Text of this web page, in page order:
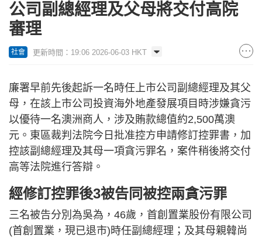
公司副總經理及父母將交付高院
審理
社會 更新時間：19:06 2026-06-03 HKT
廉署早前先後起訴一名時任上市公司副總經理及其父
母，在該上市公司投資海外地產發展項目時涉嫌貪污
以優待一名澳洲商人，涉及賄款總值約2,500萬澳
元。東區裁判法院今日批准控方申請修訂控罪書，加
控該副總經理及其母一項貪污罪名，案件稍後將交付
高等法院進行答辯。
經修訂控罪後3被告同被控兩貪污罪
三名被告分別為吳為，46歲，首創置業股份有限公司
(首創置業，現已退市)時任副總經理；及其母親韓尚